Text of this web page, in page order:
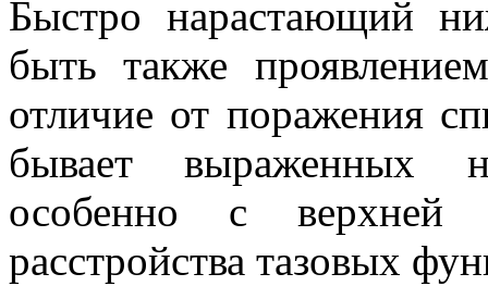
Быстро нарастающий
быть также
отличие от поражения
бывает выраженных
особенно с
расстройства тазовых